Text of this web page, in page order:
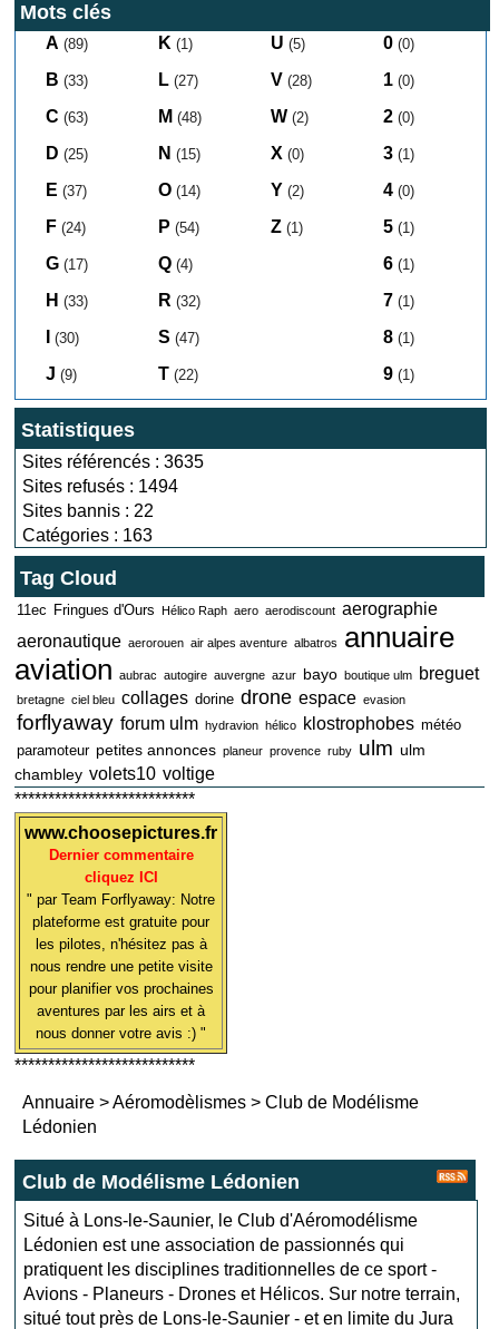
Mots clés
A (89)
B (33)
C (63)
D (25)
E (37)
F (24)
G (17)
H (33)
(30)
J (9)
K (1)
L (27)
M (48)
N (15)
O (14)
P (54)
Q (4)
R (32)
S (47)
T (22)
U (5)
V (28)
W (2)
X (0)
Y (2)
Z (1)
0 (0)
1 (0)
2 (0)
3 (1)
4 (0)
5 (1)
6 (1)
7 (1)
8 (1)
9 (1)
Statistiques
Sites référencés : 3635
Sites refusés : 1494
Sites bannis : 22
Catégories : 163
Tag Cloud
11ec Fringues d'Ours Hélico Raph aero aerodiscount aerographie
aeronautique aerorouen air alpes aventure albatros
annuaire
aviation
aubrac autogire auvergne azur bayo boutique ulm breguet
bretagne ciel bleu collages dorine drone espace evasion
forflyaway forum ulm hydravion hélico klostrophobes météo
paramoteur petites annonces planeur provence ruby ulm ulm
chambley volets10 voltige
***************************
www.choosepictures.fr
Dernier commentaire
cliquez ICI
" par Team Forflyaway: Notre
plateforme est gratuite pour
les pilotes, n'hésitez pas à
nous rendre une petite visite
pour planifier vos prochaines
aventures par les airs et à
nous donner votre avis :) "
***************************
Annuaire >Aéromodèlismes >Club de Modélisme
Lédonien
Club de Modélisme Lédonien
Situé à Lons-le-Saunier, le Club d'Aéromodélisme
Lédonien est une association de passionnés qui
pratiquent les disciplines traditionnelles de ce sport -
Avions - Planeurs - Drones et Hélicos. Sur notre terrain,
situé tout près de Lons-le-Saunier - et en limite du Jura